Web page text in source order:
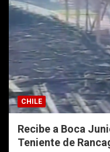
CHILE
Recibe a Boca
Teniente de